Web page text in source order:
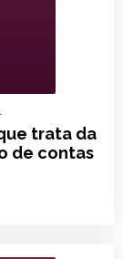
trata da
de contas